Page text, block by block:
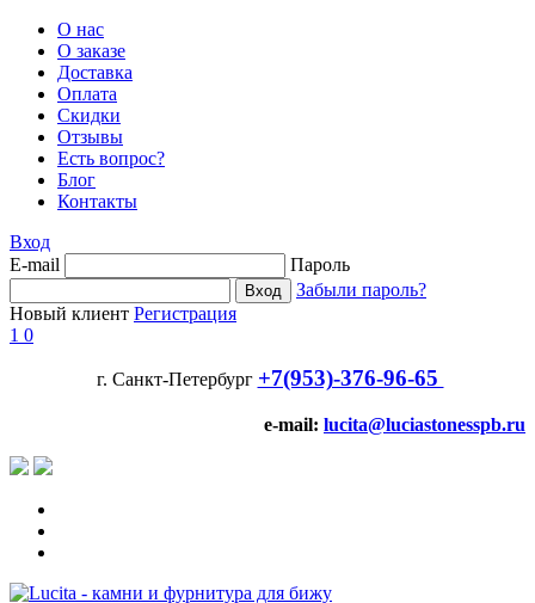
О нас
О заказе
Доставка
Оплата
Скидки
Отзывы
Есть вопрос?
Блог
Контакты
Вход
E-mail
Пароль
Забыли пароль?
Новый клиент Регистрация
1 0
г. Санкт-Петербург +7(953)-376-96-65
e-mail: lucita@luciastonesspb.ru